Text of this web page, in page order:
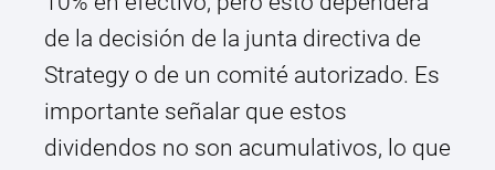
de la decisión de la junta directiva de
Strategy o de un comité autorizado. Es
importante señalar que estos
dividendos no son acumulativos, lo que